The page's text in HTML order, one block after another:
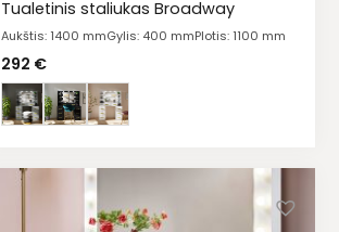
Tualetinis staliukas Broadway
Aukštis: 1400 mmGylis: 400 mmPlotis: 1100 mm
292 €